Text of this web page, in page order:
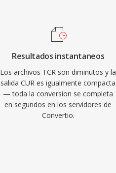
Resultados instantaneos
Los archivos TCR son diminutos y la
salida CUR es igualmente compacta
— toda la conversion se completa
en segundos en los servidores de
Convertio.